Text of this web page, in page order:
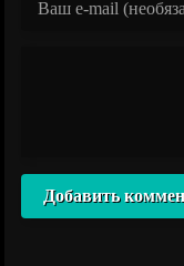
Добавить